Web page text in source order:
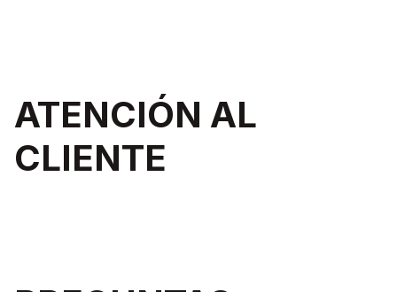
ATENCIÓN AL
CLIENTE